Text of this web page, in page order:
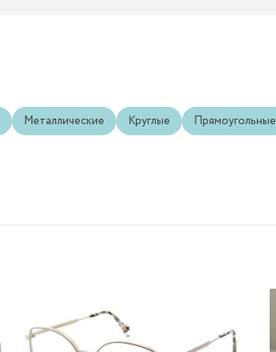
Металлические Круглые Прямоугольные